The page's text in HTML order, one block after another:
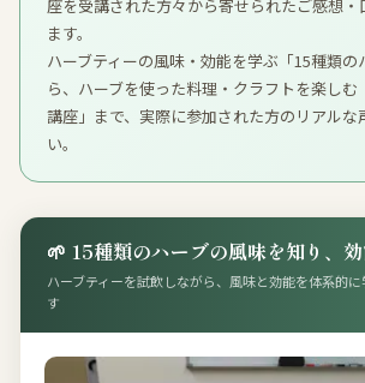
座を受講された方々から寄せられたご感想・
ます。
ハーブティーの風味・効能を学ぶ「15種類の
ら、ハーブを使った料理・クラフトを楽しむ
講座」まで、実際に参加された方のリアルな
い。
🌱 15種類のハーブの風味を知り、
ハーブティーを試飲しながら、風味と効能を体系的
す